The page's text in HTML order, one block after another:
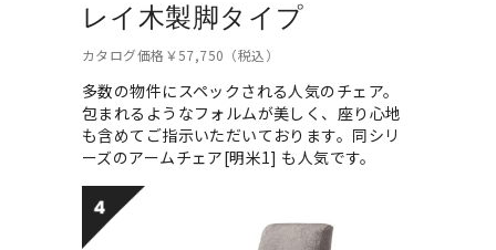
レイ木製脚タイプ
カタログ価格￥57,750（税込）
多数の物件にスペックされる人気のチェア。
包まれるようなフォルムが美しく、座り心地
も含めてご指示いただいております。同シリ
ーズのアームチェア[明米1] も人気です。